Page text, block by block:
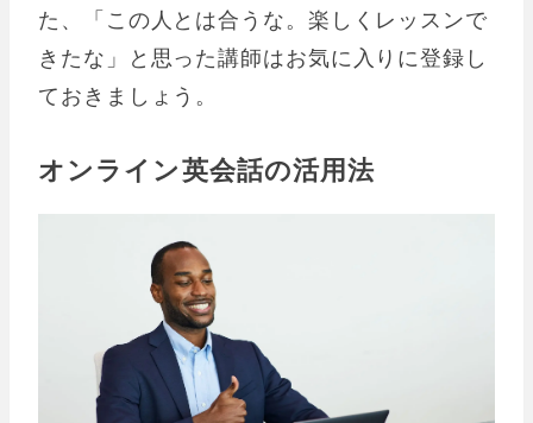
た、「この人とは合うな。楽しくレッスンで
きたな」と思った講師はお気に入りに登録し
ておきましょう。
オンライン英会話の活用法